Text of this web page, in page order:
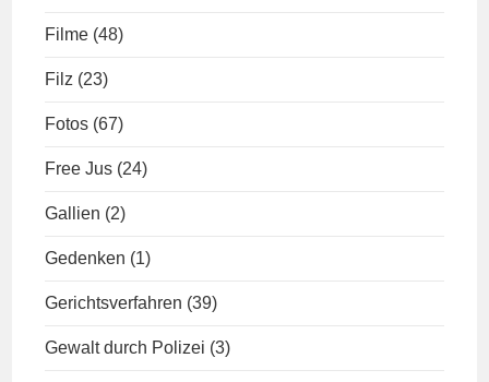
Filme (48)
Filz (23)
Fotos (67)
Free Jus (24)
Gallien (2)
Gedenken (1)
Gerichtsverfahren (39)
Gewalt durch Polizei (3)